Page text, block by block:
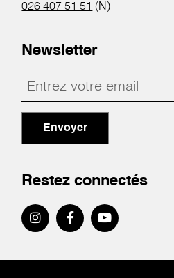
026 407 51 51 (N)
Newsletter
Envoyer
Restez connectés